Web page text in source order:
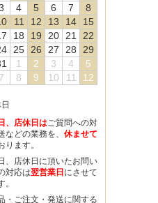
4 5 6 7
8
11 12 13 14
15
18 19 20 21
22
25 26 27 28
29
1 2 3 4
5
7 8 9 10 11 12
、店休日はご質問への対
などの業務を、 休ませて
ります。
、店休日に頂いたお問い
対応は翌営業日 にさせて
。
・ご注文・発送に関する